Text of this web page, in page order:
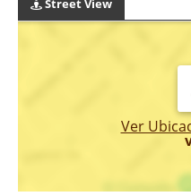
Street View
Ver